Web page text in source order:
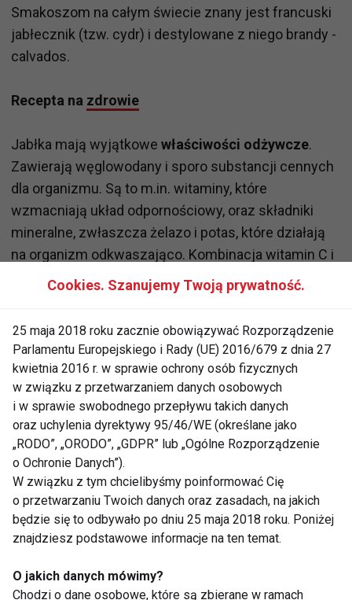
Smakoszom na całym świecie znany jest francuski
jabłecznik (tzw. cydr) i destylowane z niego brandy -
calvados.
Recepta na zdrowie
Jabłka mają wyjątkowe właściwości odżywcze.
Zawierają węglowodany i sporo substancji cennych
dla organizmu. Są to m.in. witaminy, które
wzmacniają układ odpornościowy, oraz składniki
mineralne, zwłaszcza żelazo i potas, które działają
na organizm odkwaszająco. Kombinacja witamin C i
P oraz magnezu uelastycznia oraz uszczelnia
naczynia krwionośne, zapobiegając miażdżycy.
gniazdach na-siennych, działa oczyszczająco na
organizm (wymiata resztki). Zawartość witaminy C w
poszczególnych odmianach jabłek jest różna.
Najwięcej kwasu askorbinowegomają antonówki i
grochówki, najmniej - odmiana landsberska i
starking. Szczególnie dużo witami¬ny C gromadzi
się w owocach dojrzewających na drzewach od
strony połu¬dniowej.
Jabłko w kuchni
Duszone jabłka można podawać z cynamonem,
Cookies. Szanujemy Twoją prywatność.
25 maja 2018 roku zacznie obowiązywać Rozporządzenie
Parlamentu Europejskiego i Rady (UE) 2016/679 z dnia 27
kwietnia 2016 r. w sprawie ochrony osób fizycznych
w związku z przetwarzaniem danych osobowych
i w sprawie swobodnego przepływu takich danych
oraz uchylenia dyrektywy 95/46/WE (określane jako
„RODO”, „ORODO”, „GDPR” lub „Ogólne Rozporządzenie
o Ochronie Danych”).
W związku z tym chcielibyśmy poinformować Cię
o przetwarzaniu Twoich danych oraz zasadach, na jakich
będzie się to odbywało po dniu 25 maja 2018 roku. Poniżej
znajdziesz podstawowe informacje na ten temat.
O jakich danych mówimy?
Chodzi o dane osobowe, które są zbierane w ramach